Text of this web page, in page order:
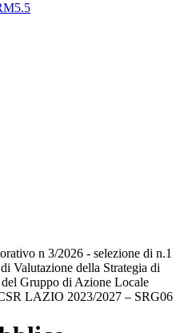
n 3/2026 - selezione di n.1
Valutazione della Strategia di
Gruppo di Azione Locale
LAZIO 2023/2027 – SRG06